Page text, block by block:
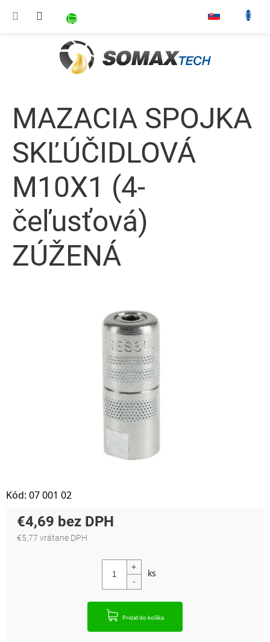
NÁKUPNÝ KOŠÍK
MAZACIA SPOJKA
SKĽÚČIDLOVÁ
M10X1 (4-
čeľusťová)
ZÚŽENÁ
€4,69
€5,77 vrátane DPH
Pridať do košíka
Kód: 07 001 02